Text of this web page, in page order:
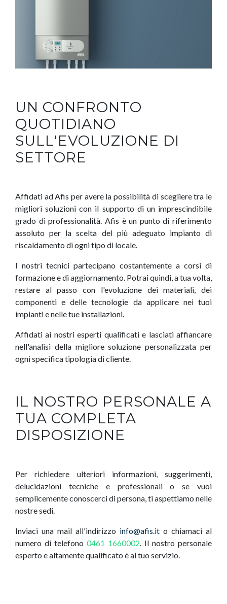
UN CONFRONTO
QUOTIDIANO
SULL'EVOLUZIONE DI
SETTORE
Affidati ad Afis per avere la possibilità di scegliere tra le
migliori soluzioni con il supporto di un imprescindibile
grado di professionalità. Afis è un punto di riferimento
assoluto per la scelta del più adeguato impianto di
riscaldamento di ogni tipo di locale.
I nostri tecnici partecipano costantemente a corsi di
formazione e di aggiornamento. Potrai quindi, a tua volta,
restare al passo con l'evoluzione dei materiali, dei
componenti e delle tecnologie da applicare nei tuoi
impianti e nelle tue installazioni.
Affidati ai nostri esperti qualificati e lasciati affiancare
nell'analisi della migliore soluzione personalizzata per
ogni specifica tipologia di cliente.
IL NOSTRO PERSONALE A
TUA COMPLETA
DISPOSIZIONE
Per richiedere ulteriori informazioni, suggerimenti,
delucidazioni tecniche e professionali o se vuoi
semplicemente conoscerci di persona, ti aspettiamo nelle
nostre sedi.
Inviaci una mail all'indirizzo info@afis.it o chiamaci al
numero di telefono 0461 1660002 . Il nostro personale
esperto e altamente qualificato è al tuo servizio.